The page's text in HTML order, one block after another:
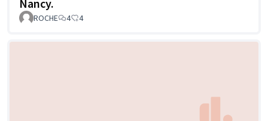
Nancy.
ROCHE 4 4